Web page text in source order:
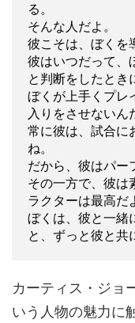
る。
そんな人だよ。
彼こそは、ぼくを
彼はいつだって、
と判断をしたとき
ぼくが上手くプレ
入りをさせないん
常に彼は、試合に
ね。
だから、彼はパー
その一方で、彼は
ラクターは最高だ
ぼくは、彼と一緒
と、ずっと彼と共
カーティス・ジョ
いう人物の魅力に